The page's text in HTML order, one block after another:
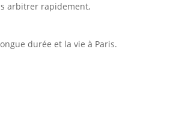
arbitrer rapidement,
durée et la vie à Paris.